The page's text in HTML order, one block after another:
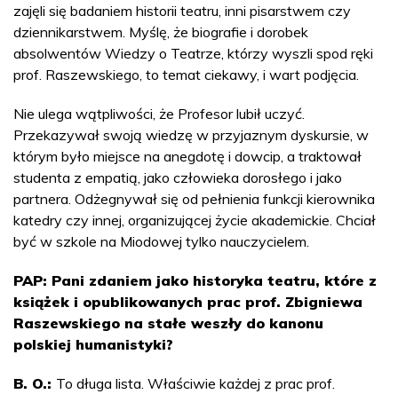
zajęli się badaniem historii teatru, inni pisarstwem czy
dziennikarstwem. Myślę, że biografie i dorobek
absolwentów Wiedzy o Teatrze, którzy wyszli spod ręki
prof. Raszewskiego, to temat ciekawy, i wart podjęcia.
Nie ulega wątpliwości, że Profesor lubił uczyć.
Przekazywał swoją wiedzę w przyjaznym dyskursie, w
którym było miejsce na anegdotę i dowcip, a traktował
studenta z empatią, jako człowieka dorosłego i jako
partnera. Odżegnywał się od pełnienia funkcji kierownika
katedry czy innej, organizującej życie akademickie. Chciał
być w szkole na Miodowej tylko nauczycielem.
PAP: Pani zdaniem jako historyka teatru, które z
książek i opublikowanych prac prof. Zbigniewa
Raszewskiego na stałe weszły do kanonu
polskiej humanistyki?
B. O.: To długa lista. Właściwie każdej z prac prof.